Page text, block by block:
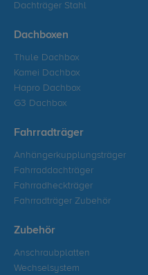
Dachträger Stahl
Dachboxen
Thule Dachbox
Kamei Dachbox
Hapro Dachbox
G3 Dachbox
Fahrradträger
Anhängerkupplungsträger
Fahrraddachträger
Fahrradheckträger
Fahrradträger Zubehör
Zubehör
Anschraubplatten
Wechselsystem